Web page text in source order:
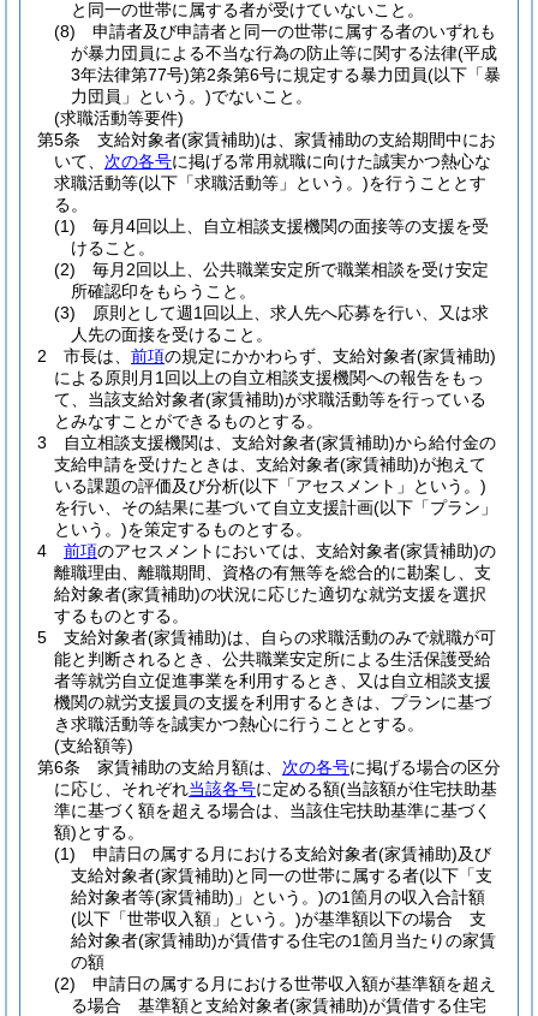
と同一の世帯に属する者が受けていないこと。
(8)
申請者及び申請者と同一の世帯に属する者のいずれも
が暴力団員による不当な行為の防止等に関する法律(平成
3年法律第77号)第2条第6号に規定する暴力団員(以下「暴
力団員」という。)でないこと。
(求職活動等要件)
第5条
支給対象者(家賃補助)は、家賃補助の支給期間中にお
いて、 次の各号に掲げる常用就職に向けた誠実かつ熱心な
求職活動等(以下「求職活動等」という。)を行うこととす
る。
(1)
毎月4回以上、自立相談支援機関の面接等の支援を受
けること。
(2)
毎月2回以上、公共職業安定所で職業相談を受け安定
所確認印をもらうこと。
(3)
原則として週1回以上、求人先へ応募を行い、又は求
人先の面接を受けること。
2
市長は、 前項の規定にかかわらず、支給対象者(家賃補助)
による原則月1回以上の自立相談支援機関への報告をもっ
て、当該支給対象者(家賃補助)が求職活動等を行っている
とみなすことができるものとする。
3
自立相談支援機関は、支給対象者(家賃補助)から給付金の
支給申請を受けたときは、支給対象者(家賃補助)が抱えて
いる課題の評価及び分析(以下「アセスメント」という。)
を行い、その結果に基づいて自立支援計画(以下「プラン」
という。)を策定するものとする。
4
前項のアセスメントにおいては、支給対象者(家賃補助)の
離職理由、離職期間、資格の有無等を総合的に勘案し、支
給対象者(家賃補助)の状況に応じた適切な就労支援を選択
するものとする。
5
支給対象者(家賃補助)は、自らの求職活動のみで就職が可
能と判断されるとき、公共職業安定所による生活保護受給
者等就労自立促進事業を利用するとき、又は自立相談支援
機関の就労支援員の支援を利用するときは、プランに基づ
き求職活動等を誠実かつ熱心に行うこととする。
(支給額等)
第6条
家賃補助の支給月額は、 次の各号に掲げる場合の区分
に応じ、それぞれ当該各号に定める額(当該額が住宅扶助基
準に基づく額を超える場合は、当該住宅扶助基準に基づく
額)とする。
(1)
申請日の属する月における支給対象者(家賃補助)及び
支給対象者(家賃補助)と同一の世帯に属する者(以下「支
給対象者等(家賃補助) 」という。)の1箇月の収入合計額
(以下「世帯収入額」という。)が基準額以下の場合 支
給対象者(家賃補助)が賃借する住宅の1箇月当たりの家賃
の額
(2)
申請日の属する月における世帯収入額が基準額を超え
る場合 基準額と支給対象者(家賃補助)が賃借する住宅